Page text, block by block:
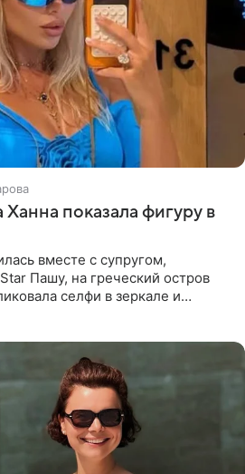
показала фигуру в
вместе с супругом,
Пашу, на греческий остров
селфи в зеркале и